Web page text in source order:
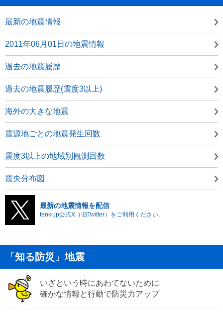
最新の地震情報
2011年06月01日の地震情報
過去の地震履歴
過去の地震履歴(震度3以上)
海外の大きな地震
震源地ごとの地震発生回数
震度3以上の地域別観測回数
震央分布図
最新の地震情報を配信
tenki.jp公式X（旧Twitter）をご利用ください。
「知る防災」地震
いざという時にあわてないために
確かな情報と行動で防災力アップ